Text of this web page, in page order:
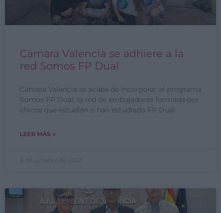
Cámara Valencia se adhiere a la
red Somos FP Dual
Cámara Valencia se acaba de incorporar al programa
Somos FP Dual, la red de embajadores formada por
chicos que estudian o han estudiado FP Dual
LEER MÁS »